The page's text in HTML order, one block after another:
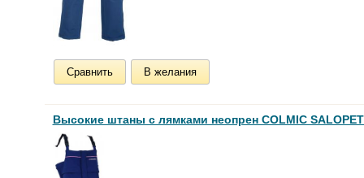
Сравнить В желания
Высокие штаны с лямками неопрен COLMIC